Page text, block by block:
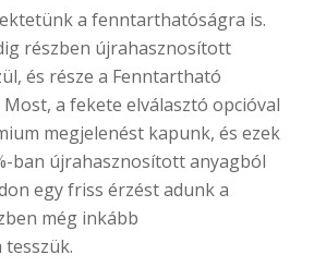
a fenntarthatóságra is.
részben újrahasznosított
és része a Fenntartható
a fekete elválasztó opcióval
megjelenést kapunk, és ezek
ban újrahasznosított anyagból
egy friss érzést adunk a
még inkább